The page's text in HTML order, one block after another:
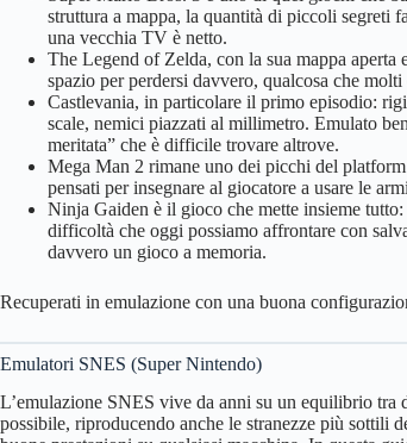
struttura a mappa, la quantità di piccoli segreti
una vecchia TV è netto.
The Legend of Zelda, con la sua mappa
spazio per perdersi davvero, qualcosa che
Castlevania, in particolare il primo episodio:
scale, nemici piazzati al millimetro. Emulato
meritata” che è difficile trovare altrove.
Mega Man 2 rimane uno dei picchi del
pensati per insegnare al giocatore a usare le
Ninja Gaiden è il gioco che mette insieme
difficoltà che oggi possiamo affrontare con
davvero un gioco a memoria.
Recuperati in emulazione con una buona
Emulatori SNES (Super Nintendo)
L’emulazione SNES vive da anni su un equilibrio tra
possibile, riproducendo anche le stranezze più sottili